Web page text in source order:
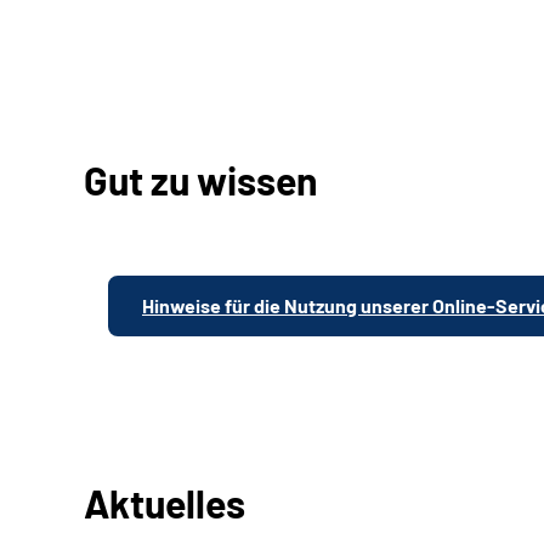
Gut zu wissen
Hinweise für die Nutzung unserer Online-
Aktuelles